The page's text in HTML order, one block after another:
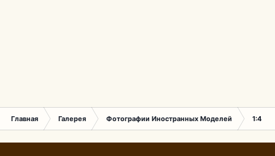
Главная Галерея Фотографии Иностранных Моделей 1:43